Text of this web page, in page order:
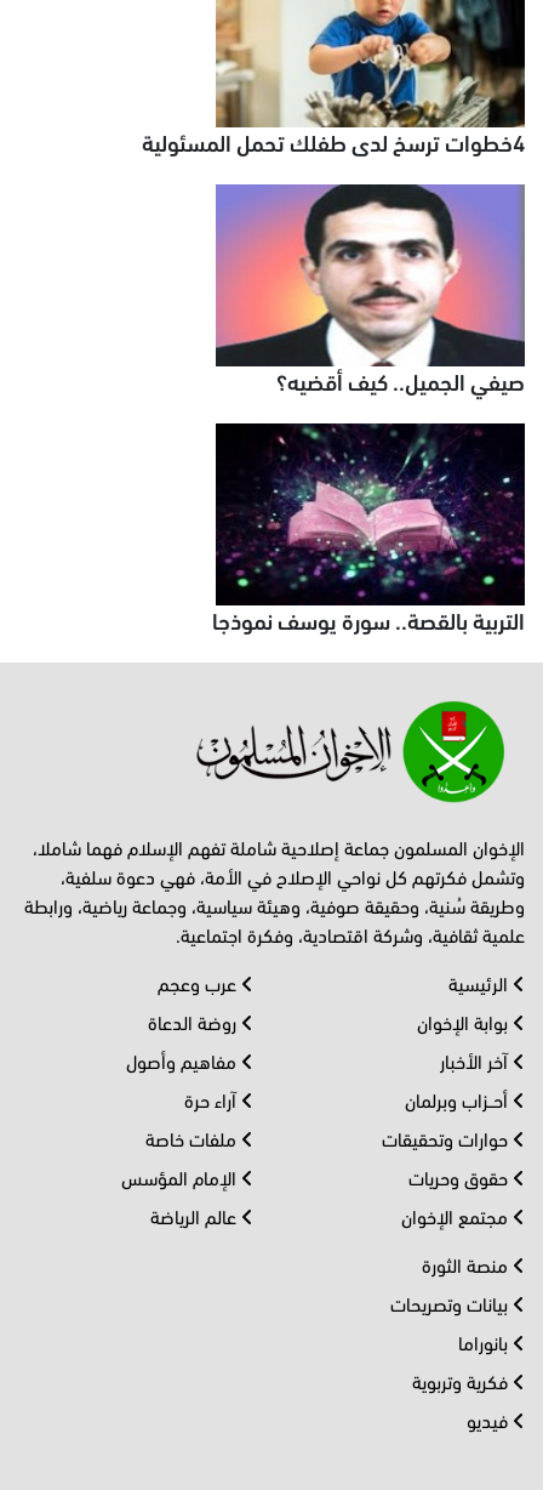
4خطوات ترسخ لدى طفلك تحمل المسئولية
صيفي الجميل.. كيف أقضيه؟
التربية بالقصة.. سورة يوسف نموذجا
الإخوان المسلمون جماعة إصلاحية شاملة تفهم الإسلام فهما شاملا،
وتشمل فكرتهم كل نواحي الإصلاح في الأمة، فهي دعوة سلفية،
وطريقة سُنية، وحقيقة صوفية، وهيئة سياسية، وجماعة رياضية، ورابطة
علمية ثقافية، وشركة اقتصادية، وفكرة اجتماعية.
الرئيسية
بوابة الإخوان
آخر الأخبار
أحــزاب وبرلمان
حوارات وتحقيقات
حقوق وحريات
مجتمع الإخوان
عرب وعجم
روضة الدعاة
مفاهيم وأصول
آراء حرة
ملفات خاصة
الإمام المؤسس
عالم الرياضة
منصة الثورة
بيانات وتصريحات
بانوراما
فكرية وتربوية
فيديو